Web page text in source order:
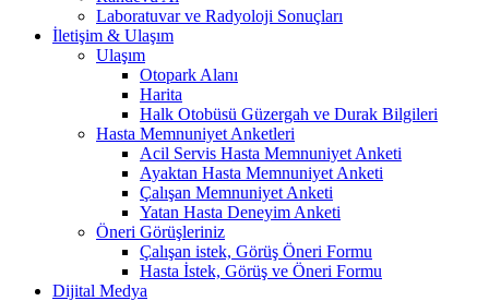
Laboratuvar ve Radyoloji Sonuçları
İletişim & Ulaşım
Ulaşım
Otopark Alanı
Harita
Halk Otobüsü Güzergah ve Durak Bilgileri
Hasta Memnuniyet Anketleri
Acil Servis Hasta Memnuniyet Anketi
Ayaktan Hasta Memnuniyet Anketi
Çalışan Memnuniyet Anketi
Yatan Hasta Deneyim Anketi
Öneri Görüşleriniz
Çalışan istek, Görüş Öneri Formu
Hasta İstek, Görüş ve Öneri Formu
Dijital Medya